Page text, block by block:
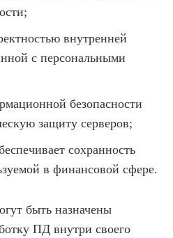
внутренней
с персональными
безопасности
защиту серверов;
сохранность
в финансовой сфере.
быть назначены
ПД внутри своего